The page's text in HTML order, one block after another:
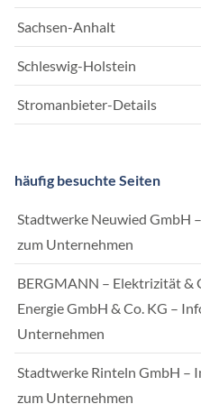
Sachsen-Anhalt
Schleswig-Holstein
Stromanbieter-Details
häufig besuchte Seiten
Stadtwerke Neuwied GmbH
zum Unternehmen
BERGMANN – Elektrizität &
Energie GmbH & Co. KG –
Unternehmen
Stadtwerke Rinteln GmbH –
zum Unternehmen